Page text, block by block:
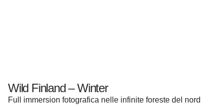
Wild Finland – Winter
Full immersion fotografica nelle infinite foreste del nord